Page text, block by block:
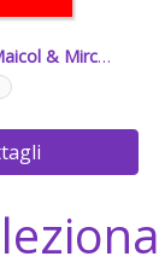
Gli scarabocchi di Maicol & Mirco - 5